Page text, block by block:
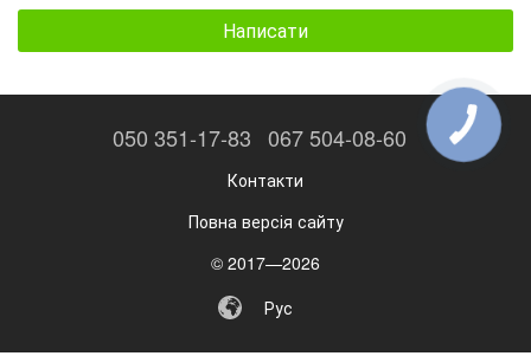
Написати
050 351-17-83 067 504-08-60
Контакти
Повна версія сайту
© 2017—2026
Рус
КНОПКА
ЗВ'ЯЗКУ